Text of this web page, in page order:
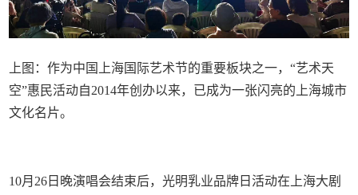
上图：作为中国上海国际艺术节的重要板块之一，“艺术天
空”惠民活动自2014年创办以来，已成为一张闪亮的上海城市
文化名片。
10月26日晚演唱会结束后，光明乳业品牌日活动在上海大剧